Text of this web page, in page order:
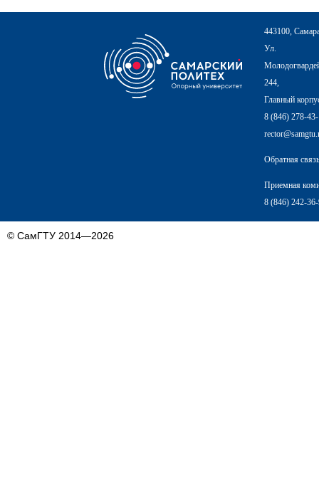
443100,
Ул.
244,
Главный
8 (846) 278-
Обратная связь
Приемная
8 (846) 242-
© СамГТУ 2014—2026